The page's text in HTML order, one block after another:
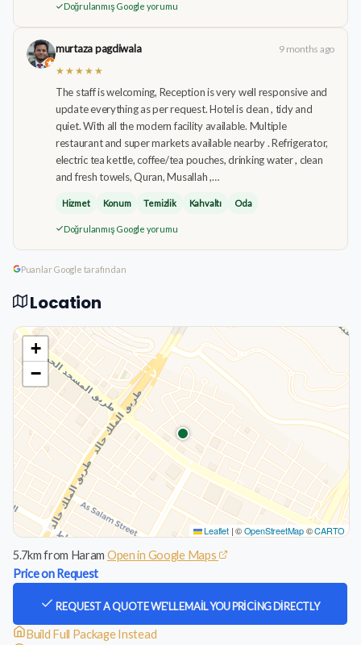
Doğrulanmış Google yorumu
murtaza pagdiwala
9 months ago
★★★★★
The staff is welcoming, Reception is very well responsive and
update everything as per request. Hotel is clean , tidy and
quiet. With all the modern facility available. Multiple
restaurant and super markets available nearby . Refrigerator,
electric tea kettle, coffee/tea pouches, drinking water , clean
and fresh towels, Quran, Musallah ,…
Hizmet Konum Temizlik Kahvaltı Oda
Doğrulanmış Google yorumu
Puanlar Google tarafından
Location
+
−
Leaflet |©OpenStreetMap©CARTO
5.7km from Haram Open in Google Maps
Price on Request
REQUEST A QUOTEWE'LL EMAIL YOU PRICING DIRECTLY
Build Full Package Instead